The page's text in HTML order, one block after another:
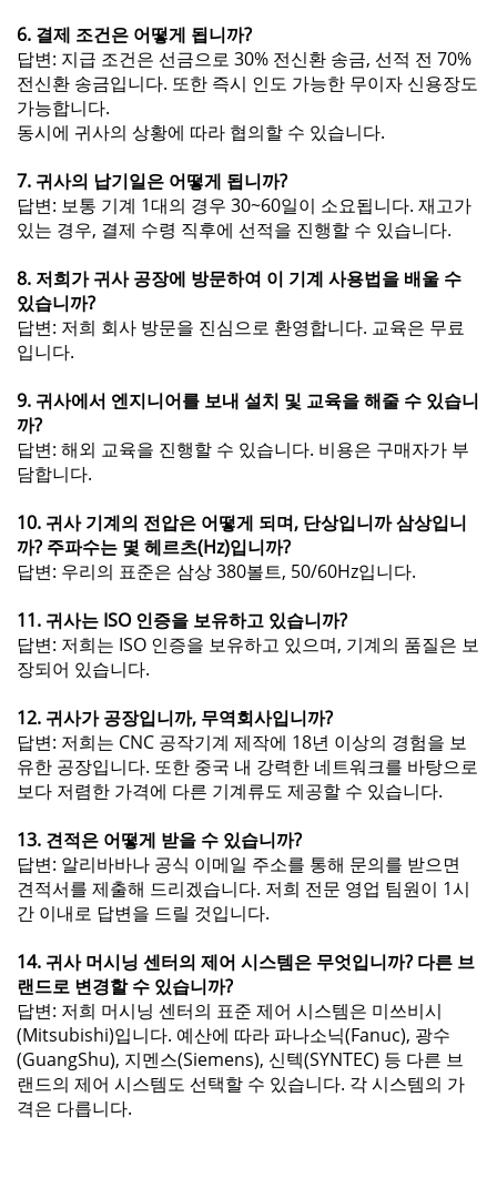
6. 결제 조건은 어떻게 됩니까?
답변: 지급 조건은 선금으로 30% 전신환 송금, 선적 전 70%
전신환 송금입니다. 또한 즉시 인도 가능한 무이자 신용장도
가능합니다.
동시에 귀사의 상황에 따라 협의할 수 있습니다.
7. 귀사의 납기일은 어떻게 됩니까?
답변: 보통 기계 1대의 경우 30~60일이 소요됩니다. 재고가
있는 경우, 결제 수령 직후에 선적을 진행할 수 있습니다.
8. 저희가 귀사 공장에 방문하여 이 기계 사용법을 배울 수
있습니까?
답변: 저희 회사 방문을 진심으로 환영합니다. 교육은 무료
입니다.
9. 귀사에서 엔지니어를 보내 설치 및 교육을 해줄 수 있습니
까?
답변: 해외 교육을 진행할 수 있습니다. 비용은 구매자가 부
담합니다.
10. 귀사 기계의 전압은 어떻게 되며, 단상입니까 삼상입니
까? 주파수는 몇 헤르츠(Hz)입니까?
답변: 우리의 표준은 삼상 380볼트, 50/60Hz입니다.
11. 귀사는 ISO 인증을 보유하고 있습니까?
답변: 저희는 ISO 인증을 보유하고 있으며, 기계의 품질은 보
장되어 있습니다.
12. 귀사가 공장입니까, 무역회사입니까?
답변: 저희는 CNC 공작기계 제작에 18년 이상의 경험을 보
유한 공장입니다. 또한 중국 내 강력한 네트워크를 바탕으로
보다 저렴한 가격에 다른 기계류도 제공할 수 있습니다.
13. 견적은 어떻게 받을 수 있습니까?
답변: 알리바바나 공식 이메일 주소를 통해 문의를 받으면
견적서를 제출해 드리겠습니다. 저희 전문 영업 팀원이 1시
간 이내로 답변을 드릴 것입니다.
14. 귀사 머시닝 센터의 제어 시스템은 무엇입니까? 다른 브
랜드로 변경할 수 있습니까?
답변: 저희 머시닝 센터의 표준 제어 시스템은 미쓰비시
(Mitsubishi)입니다. 예산에 따라 파나소닉(Fanuc), 광수
(GuangShu), 지멘스(Siemens), 신텍(SYNTEC) 등 다른 브
랜드의 제어 시스템도 선택할 수 있습니다. 각 시스템의 가
격은 다릅니다.